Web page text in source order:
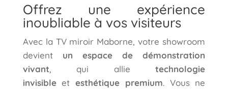
Offrez une expérience
inoubliable à vos visiteurs
Avec la TV miroir Maborne, votre showroom
devient
un espace de démonstration
vivant, qui allie
technologie
invisible et esthétique premium. Vous ne